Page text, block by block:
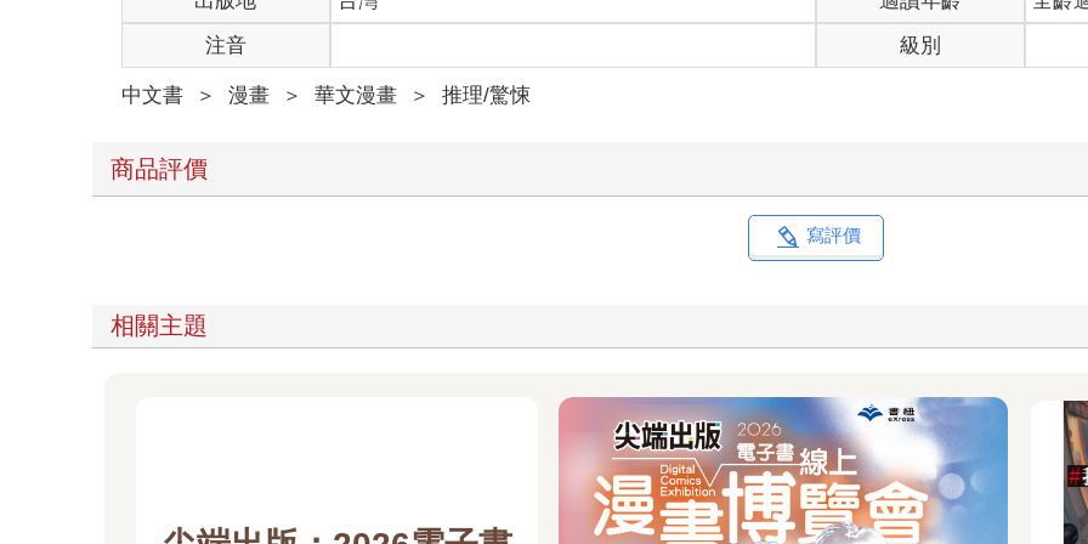
注音 級別
中文書 ＞ 漫畫 ＞ 華文漫畫 ＞ 推理/驚悚
尖端出版：2026電子書